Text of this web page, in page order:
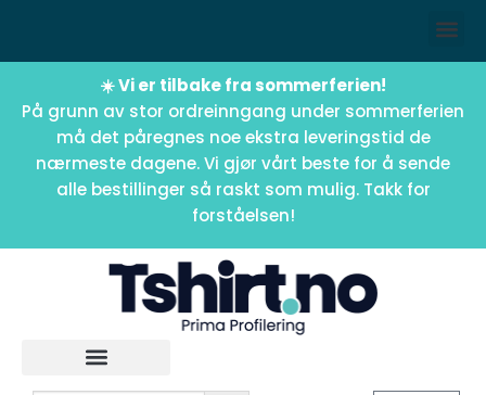
☀️ Vi er tilbake fra sommerferien!
På grunn av stor ordreinngang under sommerferien
må det påregnes noe ekstra leveringstid de
nærmeste dagene. Vi gjør vårt beste for å sende
alle bestillinger så raskt som mulig. Takk for
forståelsen!